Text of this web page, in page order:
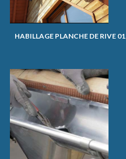
HABILLAGE PLANCHE DE RIVE 01